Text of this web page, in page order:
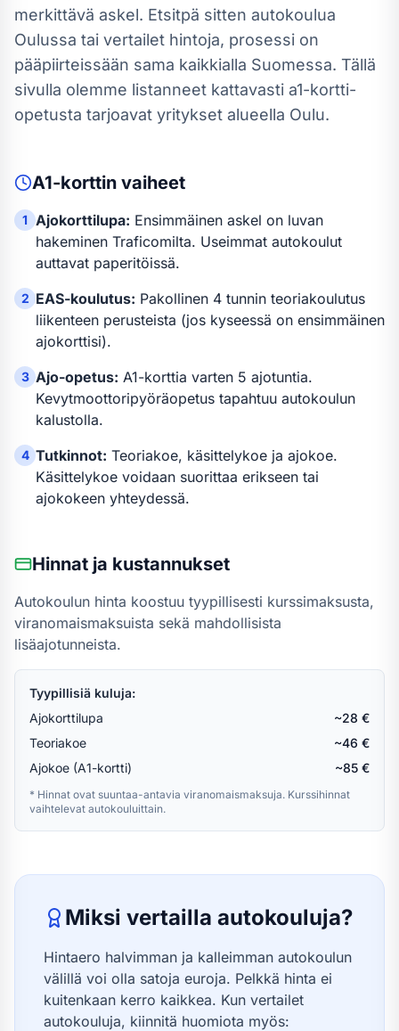
merkittävä askel. Etsitpä sitten autokoulua
Oulussa tai vertailet hintoja, prosessi on
pääpiirteissään sama kaikkialla Suomessa. Tällä
sivulla olemme listanneet kattavasti a1-kortti-
opetusta tarjoavat yritykset alueella Oulu.
A1-korttin vaiheet
1 Ajokorttilupa: Ensimmäinen askel on luvan
hakeminen Traficomilta. Useimmat autokoulut
auttavat paperitöissä.
2 EAS-koulutus: Pakollinen 4 tunnin teoriakoulutus
liikenteen perusteista (jos kyseessä on ensimmäinen
ajokorttisi).
3 Ajo-opetus: A1-korttia varten 5 ajotuntia.
Kevytmoottoripyöräopetus tapahtuu autokoulun
kalustolla.
4 Tutkinnot: Teoriakoe, käsittelykoe ja ajokoe.
Käsittelykoe voidaan suorittaa erikseen tai
ajokokeen yhteydessä.
Hinnat ja kustannukset
Autokoulun hinta koostuu tyypillisesti kurssimaksusta,
viranomaismaksuista sekä mahdollisista
lisäajotunneista.
Tyypillisiä kuluja:
Ajokorttilupa
~28 €
Teoriakoe
~46 €
Ajokoe (A1-kortti)
~85 €
* Hinnat ovat suuntaa-antavia viranomaismaksuja. Kurssihinnat
vaihtelevat autokouluittain.
Miksi vertailla autokouluja?
Hintaero halvimman ja kalleimman autokoulun
välillä voi olla satoja euroja. Pelkkä hinta ei
kuitenkaan kerro kaikkea. Kun vertailet
autokouluja, kiinnitä huomiota myös: